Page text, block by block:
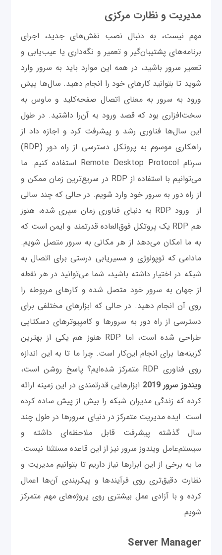
مدیریت و نظارت مرکزی
مهم نیست، به دنبال نصب نقش‌های جدید، اجرای
برنامه‌های پشتیبان‌گیر و تعمیر و نگه‌داری یا عیب‌یابی و
تعمیر سرور باشید، در همه این موارد باید به سرور وارد
شوید تا بتوانید کارهای خود را انجام دهید. سال‌ها پیش
ورود به سرور به معنای اتصال صفحه‌کلید و ماوس به
سخت‌افزاری بود که قصد ورود به آن‌را داشتید. در طول
این سال‌ها فناوری رشد و پیشرفت کرد و اجازه داد از
راهکاری موسوم به پروتکل دسترسی از راه دور (RDP)
سرنام Remote Desktop Protocol استفاده کنیم. ما
می‌توانیم با استفاده از RDP در سریع‌ترین زمان ممکن و
از راه دور به سرور خود وارد شویم. در حالی که چند سالی
از ورود RDP به دنیای فناوری زمان سپری شده، هنوز
هم RDP یک پروتکل فوق‌العاده قدرتمند و ایمن است که
به ما امکان می‌دهد از هر مکانی به سرور متصل شویم.
مادامی که توپولوژی و مسیریابی درستی برای اتصال به
شبکه در اختیار داشته باشید، شما می‌توانید در هر نقطه
از جهان به سرور خود متصل شده و کارهای مربوطه را
روی آن انجام دهید. در حالی که ابزارهای مختلفی برای
دسترسی از راه دور به سرورها و کامپیوترهای دسکتاپی
طراحی شده است، اما RDP هنوز هم یکی از بهترین
گزینه‌ها برای انجام این‌کار است. چرا ما تا به این اندازه
روی فناوری RDP متمرکز شده‌ایم؟ پاسخ روشن است،
ویندوز سرور 2019 ابزارهایی قدرتمندی در این زمینه ارائه
کرده که زندگی مدیران شبکه را بیش از پیش ساده کرده
است. ایده مدیریت متمرکز در دنیای سرورها در طول چند
سال گذشته پیشرفت قابل ملاحظه‌ای داشته و
سیستم‌عامل ویندوز سرور نیز از این قاعده مستثنا نیست.
ما به برخی از این ابزارها نیاز داریم تا بتوانیم مدیریت و
نظارت دقیق‌تری روی فرآیندها و پیکربندی آن‌ها اعمال
کرده و با آزادی عمل بیشتری روی پروژه‌های مهم متمرکز
شویم.
Server Manager